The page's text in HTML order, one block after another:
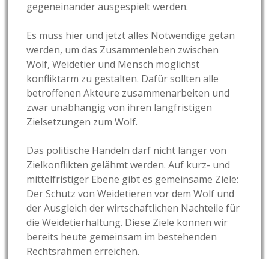
gegeneinander ausgespielt werden.
Es muss hier und jetzt alles Notwendige getan
werden, um das Zusammenleben zwischen
Wolf, Weidetier und Mensch möglichst
konfliktarm zu gestalten. Dafür sollten alle
betroffenen Akteure zusammenarbeiten und
zwar unabhängig von ihren langfristigen
Zielsetzungen zum Wolf.
Das politische Handeln darf nicht länger von
Zielkonflikten gelähmt werden. Auf kurz- und
mittelfristiger Ebene gibt es gemeinsame Ziele:
Der Schutz von Weidetieren vor dem Wolf und
der Ausgleich der wirtschaftlichen Nachteile für
die Weidetierhaltung. Diese Ziele können wir
bereits heute gemeinsam im bestehenden
Rechtsrahmen erreichen.